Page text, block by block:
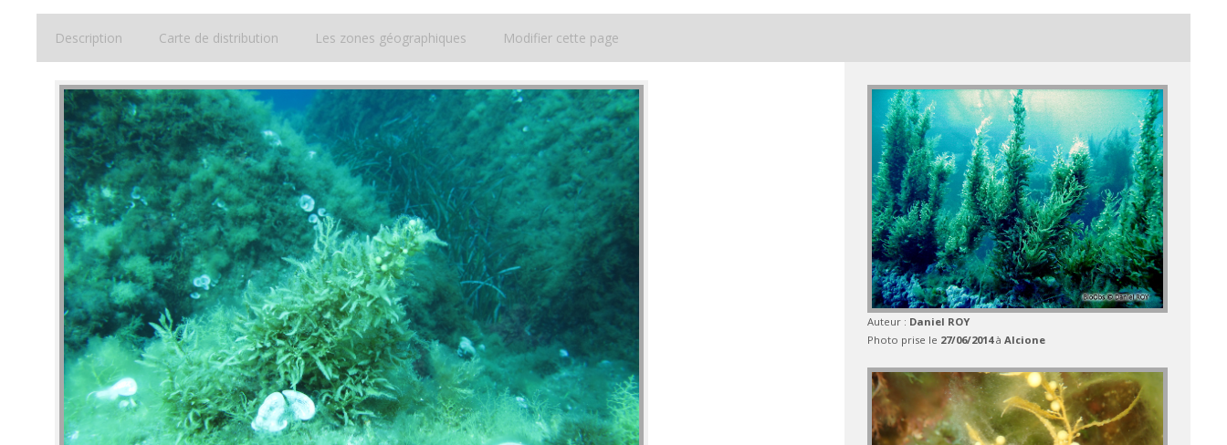
Description Carte de distribution Les zones géographiques Modifier cette page
Auteur : Daniel ROY
Photo prise le 27/06/2014à Alcione